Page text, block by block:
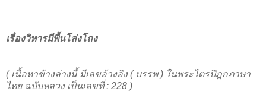
เรื่องวิหารมีพื้นโล่งโถง
( เนื้อหาข้างล่างนี้ มีเลขอ้างอิง ( บรรพ ) ในพระไตรปิฎกภาษา
ไทย ฉบับหลวง เป็นเลขที่ : 228 )